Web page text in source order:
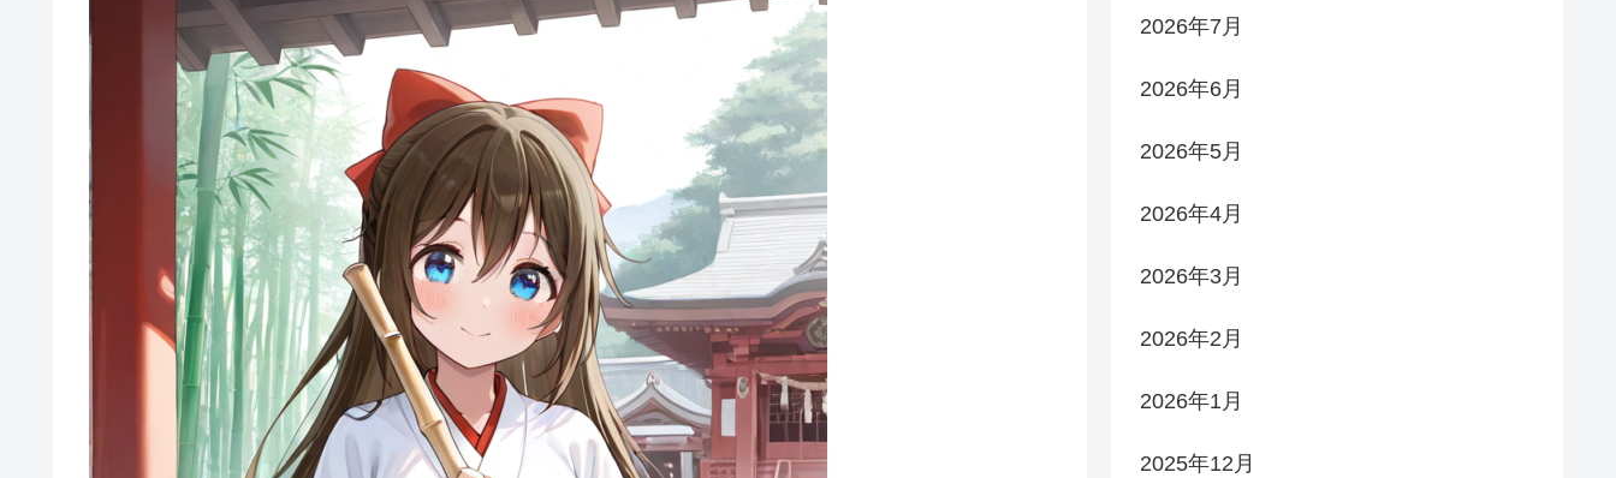
2026年7月
2026年6月
2026年5月
2026年4月
2026年3月
2026年2月
2026年1月
2025年12月